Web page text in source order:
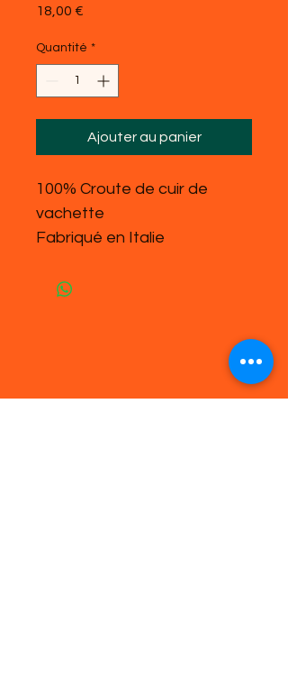
18,00 €
Quantité *
Ajouter au panier
100% Croute de cuir de
vachette
Fabriqué en Italie